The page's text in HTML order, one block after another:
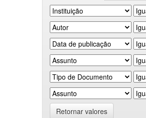
Retornar valores